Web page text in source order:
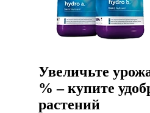
Увеличьте
% – купите
растений